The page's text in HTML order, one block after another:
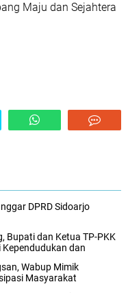
Maju dan Sejahtera
DPRD Sidoarjo
Bupati dan Ketua TP-PKK
dan
Wabup Mimik
Masyarakat